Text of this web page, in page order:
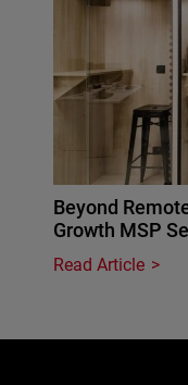
Beyond
Growth MSP
Read Article